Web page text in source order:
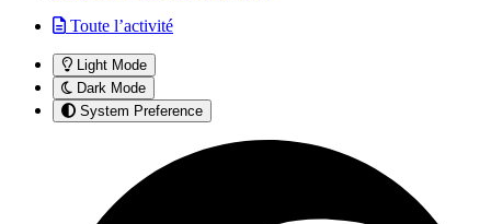
Toute l’activité
Light Mode
Dark Mode
System Preference